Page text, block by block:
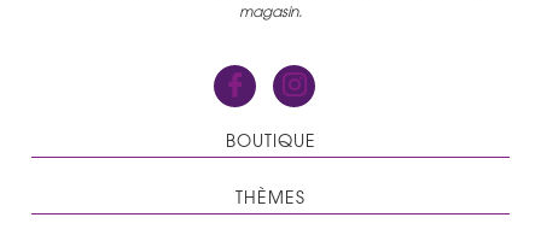
magasin.
BOUTIQUE
THÈMES